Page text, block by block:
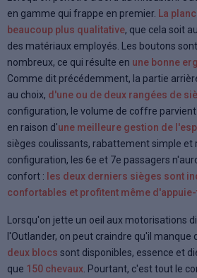
en gamme qui frappe en premier. La
beaucoup plus qualitative, que cela soit
des matériaux employés. Les boutons
nombreux, ce qui résulte en une bonne
Comme dit précédemment, la partie
au choix, d'une ou de deux rangées de
configuration, le volume de coffre
en raison d'une meilleure gestion de
sièges coulissants, rabattement simple et
configuration, les 6e et 7e passagers
confort : les deux derniers sièges sont
confortables et profitent même
Lorsqu'on jette un oeil aux motorisations
l'Outlander, on peut craindre qu'il manque
deux blocs sont disponibles, essence et
que 150 chevaux . Pourtant, c'est tout le